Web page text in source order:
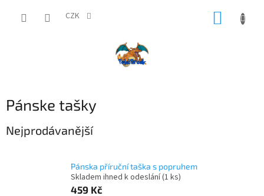
CZK
Pánske tašky
Nejprodávanější
Pánska příruční taška s popruhem
Skladem ihned k odeslání(1 ks)
459 Kč